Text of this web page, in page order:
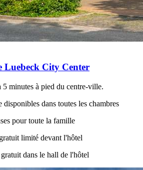
Luebeck City Center
5 minutes à pied du centre-ville.
disponibles dans toutes les chambres
pour toute la famille
limité devant l'hôtel
dans le hall de l'hôtel